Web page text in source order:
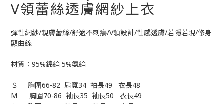
V領蕾絲透膚網紗上衣
彈性網紗/親膚蕾絲/舒適不刺癢/V領設計/性感透膚/若隱若現/修身
顯曲線
材質：95%錦綸 5%氨綸
Ｓ     胸圍66-82  肩寬34  袖長49   衣長48
M      胸圍70-86  袖長35  袖長50   衣長49